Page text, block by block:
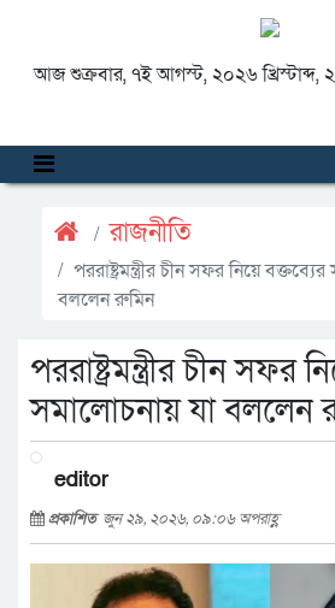
আজ শুক্রবার, ৭ই আগস্ট, ২০২৬ খ্রিস্টাব্দ,
রাজনীতি
পররাষ্ট্রমন্ত্রীর চীন সফর নিয়ে
বললেন রুমিন
পররাষ্ট্রমন্ত্রীর চীন সফর
সমালোচনায় যা বললেন
editor
প্রকাশিত জুন ২৯, ২০২৬, ০৯:০৬ অপরাহ্ণ